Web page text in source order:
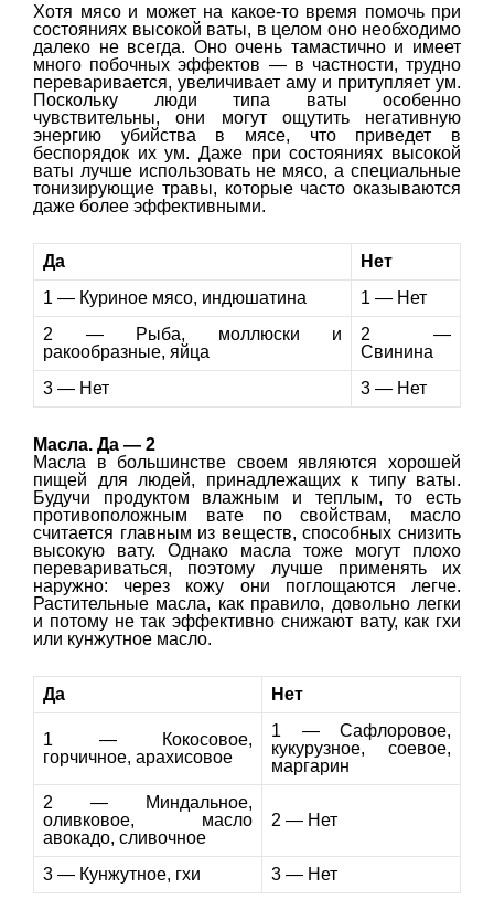
Хотя мясо и может на какое-то время помочь при
состояниях высокой ваты, в целом оно необходимо
далеко не всегда. Оно очень тамастично и имеет
много побочных эффектов — в частности, трудно
переваривается, увеличивает аму и притупляет ум.
Поскольку люди типа ваты особенно
чувствительны, они могут ощутить негативную
энергию убийства в мясе, что приведет в
беспорядок их ум. Даже при состояниях высокой
ваты лучше использовать не мясо, а специальные
тонизирующие травы, которые часто оказываются
даже более эффективными.
Да
Нет
1 — Куриное мясо, индюшатина
1 — Нет
2 — Рыба, моллюски и
ракообразные, яйца
2 —
Свинина
3 — Нет
3 — Нет
Масла. Да — 2
Масла в большинстве своем являются хорошей
пищей для людей, принадлежащих к типу ваты.
Будучи продуктом влажным и теплым, то есть
противоположным вате по свойствам, масло
считается главным из веществ, способных снизить
высокую вату. Однако масла тоже могут плохо
перевариваться, поэтому лучше применять их
наружно: через кожу они поглощаются легче.
Растительные масла, как правило, довольно легки
и потому не так эффективно снижают вату, как гхи
или кунжутное масло.
Да Нет
1 — Кокосовое,
горчичное, арахисовое
1 — Сафлоровое,
кукурузное, соевое,
маргарин
2 — Миндальное,
оливковое, масло
авокадо, сливочное
2 — Нет
3 — Кунжутное, гхи 3 — Нет